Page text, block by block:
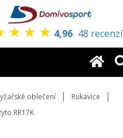
★ ★ ★ 4,96 48 recenzí
oblečení
Rukavice
RR17K